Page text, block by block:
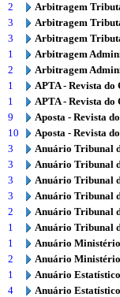
2
Arbitragem
3
Arbitragem
3
Arbitragem
1
Arbitragem
2
Arbitragem
1
APTA - Revista do
1
APTA - Revista do
9
Aposta - Revista
10
Aposta - Revista
3
Anuário Tribunal
3
Anuário Tribunal
3
Anuário Tribunal
3
Anuário Tribunal
2
Anuário Tribunal
1
Anuário Tribunal
1
Anuário Ministério
2
Anuário
1
Anuário
4
Anuário